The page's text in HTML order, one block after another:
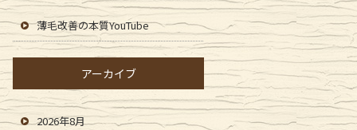
薄毛改善の本質YouTube
アーカイブ
2026年8月